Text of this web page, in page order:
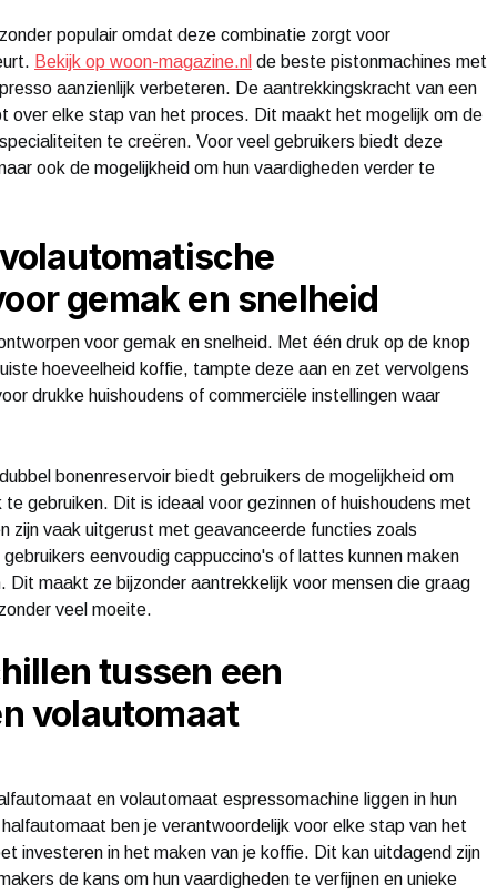
populair omdat deze combinatie zorgt voor
Bekijk op woon-magazine.nl de beste pistonmachines met
aanzienlijk verbeteren. De aantrekkingskracht van een
over elke stap van het proces. Dit maakt het mogelijk om de
te creëren. Voor veel gebruikers biedt deze
ook de mogelijkheid om hun vaardigheden verder te
gemak en snelheid
voor gemak en snelheid. Met één druk op de knop
hoeveelheid koffie, tampte deze aan en zet vervolgens
drukke huishoudens of commerciële instellingen waar
bonenreservoir biedt gebruikers de mogelijkheid om
gebruiken. Dit is ideaal voor gezinnen of huishoudens met
zijn vaak uitgerust met geavanceerde functies zoals
eenvoudig cappuccino's of lattes kunnen maken
Dit maakt ze bijzonder aantrekkelijk voor mensen die graag
veel moeite.
tussen een
volautomaat
en volautomaat espressomachine liggen in hun
ben je verantwoordelijk voor elke stap van het
investeren in het maken van je koffie. Dit kan uitdagend zijn
de kans om hun vaardigheden te verfijnen en unieke